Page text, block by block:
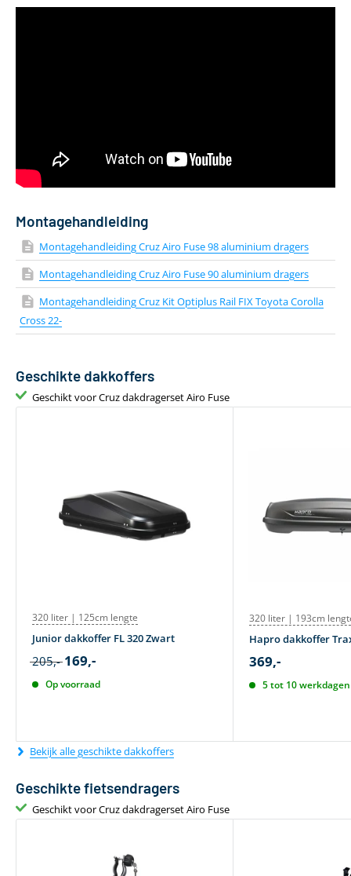
Geschikt voor daktent
Nee
Bevestiging via T-adapter
Montagehandleiding
Montagehandleiding Cruz Airo Fuse 98 aluminium dragers
Montagehandleiding Cruz Airo Fuse 90 aluminium dragers
Montagehandleiding Cruz Kit Optiplus Rail FIX Toyota Corolla
Cross 22-
Geschikte dakkoffers
Geschikt voor Cruz dakdragerset Airo Fuse
320 liter | 125cm lengte
Junior dakkoffer FL 320 Zwart
205,- 169,-
Op voorraad
320 liter | 193cm
Hapro dakkoffer
369,-
5 tot 10
Bekijk alle geschikte dakkoffers
Geschikte fietsendragers
Geschikt voor Cruz dakdragerset Airo Fuse